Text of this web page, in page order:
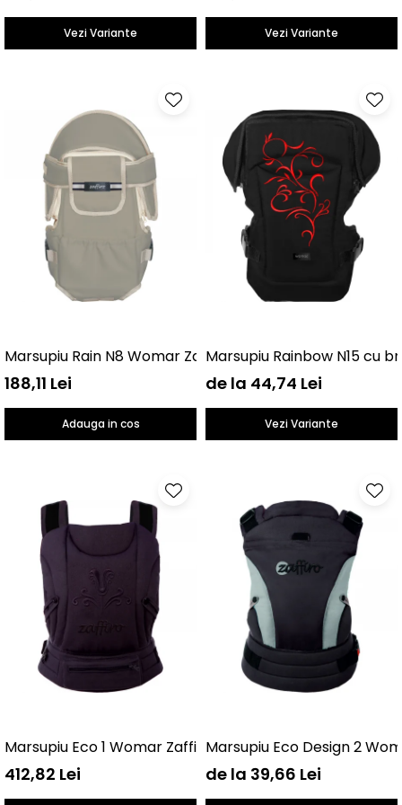
Vezi Variante Vezi Variante
Marsupiu Rain N8 Womar Zaffiro AN-NN-08
188,11 Lei
Adauga in cos
Marsupiu Rainbow N15 cu
de la 44,74 Lei
Vezi Variante
Marsupiu Eco 1 Womar Zaffiro AN-NE-01
412,82 Lei
Marsupiu Eco Design 2
de la 39,66 Lei